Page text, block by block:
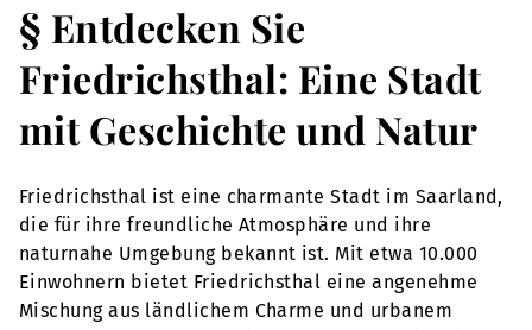
§ Entdecken Sie
Friedrichsthal: Eine Stadt
mit Geschichte und Natur
Friedrichsthal ist eine charmante Stadt im Saarland,
die für ihre freundliche Atmosphäre und ihre
naturnahe Umgebung bekannt ist. Mit etwa 10.000
Einwohnern bietet Friedrichsthal eine angenehme
Mischung aus ländlichem Charme und urbanem